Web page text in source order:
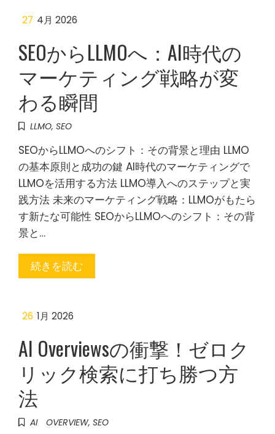
27 4月 2026
SEOからLLMOへ：AI時代の
マーケティング戦略が変
わる瞬間
LLMO, SEO
SEOからLLMOへのシフト：その背景と理由 LLMO
の基本原則と成功の鍵 AI時代のマーケティングで
LLMOを活用する方法 LLMO導入へのステップと実
践方法 未来のマーケティング戦略：LLMOがもたら
す新たな可能性 SEOからLLMOへのシフト：その背
景と…
続きを読む
26 1月 2026
AI Overviewsの衝撃！ゼロク
リック検索に打ち勝つ方
法
AI OVERVIEW, SEO